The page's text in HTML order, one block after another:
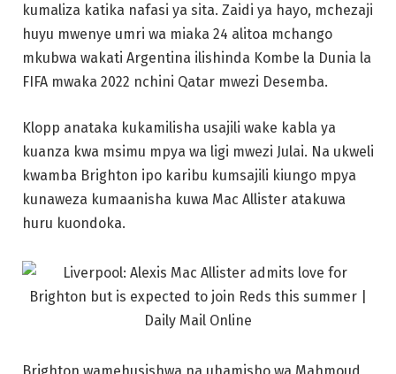
kumaliza katika nafasi ya sita. Zaidi ya hayo, mchezaji
huyu mwenye umri wa miaka 24 alitoa mchango
mkubwa wakati Argentina ilishinda Kombe la Dunia la
FIFA mwaka 2022 nchini Qatar mwezi Desemba.
Klopp anataka kukamilisha usajili wake kabla ya
kuanza kwa msimu mpya wa ligi mwezi Julai. Na ukweli
kwamba Brighton ipo karibu kumsajili kiungo mpya
kunaweza kumaanisha kuwa Mac Allister atakuwa
huru kuondoka.